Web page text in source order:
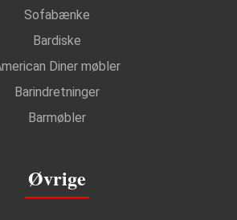
Sofabænke
Bardiske
Diner møbler
Barindretninger
Barmøbler
Øvrige